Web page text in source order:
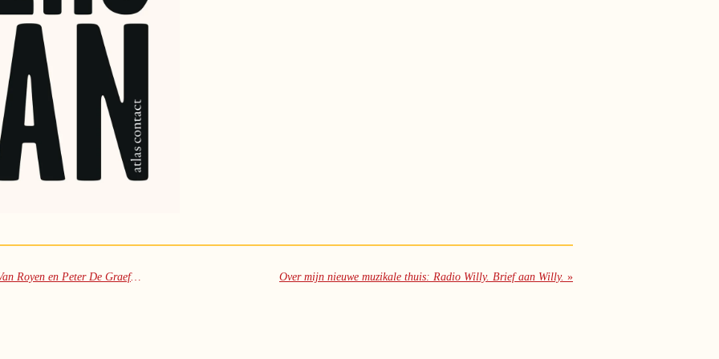
Het koninkrijk van Henry Darger door Lynn Van Royen en Peter De Graef, gezien in de Kopergieterij. Brief aan Lynn, Peter en Thomas. Over mijn nieuwe muzikale thuis: Radio Willy. Brief aan Willy. »